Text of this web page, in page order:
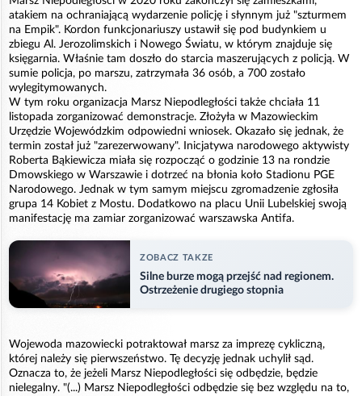
atakiem na ochraniającą wydarzenie policję i słynnym już "szturmem
na Empik". Kordon funkcjonariuszy ustawił się pod budynkiem u
zbiegu Al. Jerozolimskich i Nowego Światu, w którym znajduje się
księgarnia. Właśnie tam doszło do starcia maszerujących z policją. W
sumie policja, po marszu, zatrzymała 36 osób, a 700 zostało
wylegitymowanych.
W tym roku organizacja Marsz Niepodległości także chciała 11
listopada zorganizować demonstracje. Złożyła w Mazowieckim
Urzędzie Wojewódzkim odpowiedni wniosek. Okazało się jednak, że
termin został już "zarezerwowany". Inicjatywa narodowego aktywisty
Roberta Bąkiewicza miała się rozpocząć o godzinie 13 na rondzie
Dmowskiego w Warszawie i dotrzeć na błonia koło Stadionu PGE
Narodowego. Jednak w tym samym miejscu zgromadzenie zgłosiła
grupa 14 Kobiet z Mostu. Dodatkowo na placu Unii Lubelskiej swoją
manifestację ma zamiar zorganizować warszawska Antifa.
ZOBACZ TAKZE
Silne burze mogą przejść nad regionem.
Ostrzeżenie drugiego stopnia
Wojewoda mazowiecki potraktował marsz za imprezę cykliczną,
której należy się pierwszeństwo. Tę decyzję jednak uchylił sąd.
Oznacza to, że jeżeli Marsz Niepodległości się odbędzie, będzie
nielegalny. "(...) Marsz Niepodległości odbędzie się bez względu na to,